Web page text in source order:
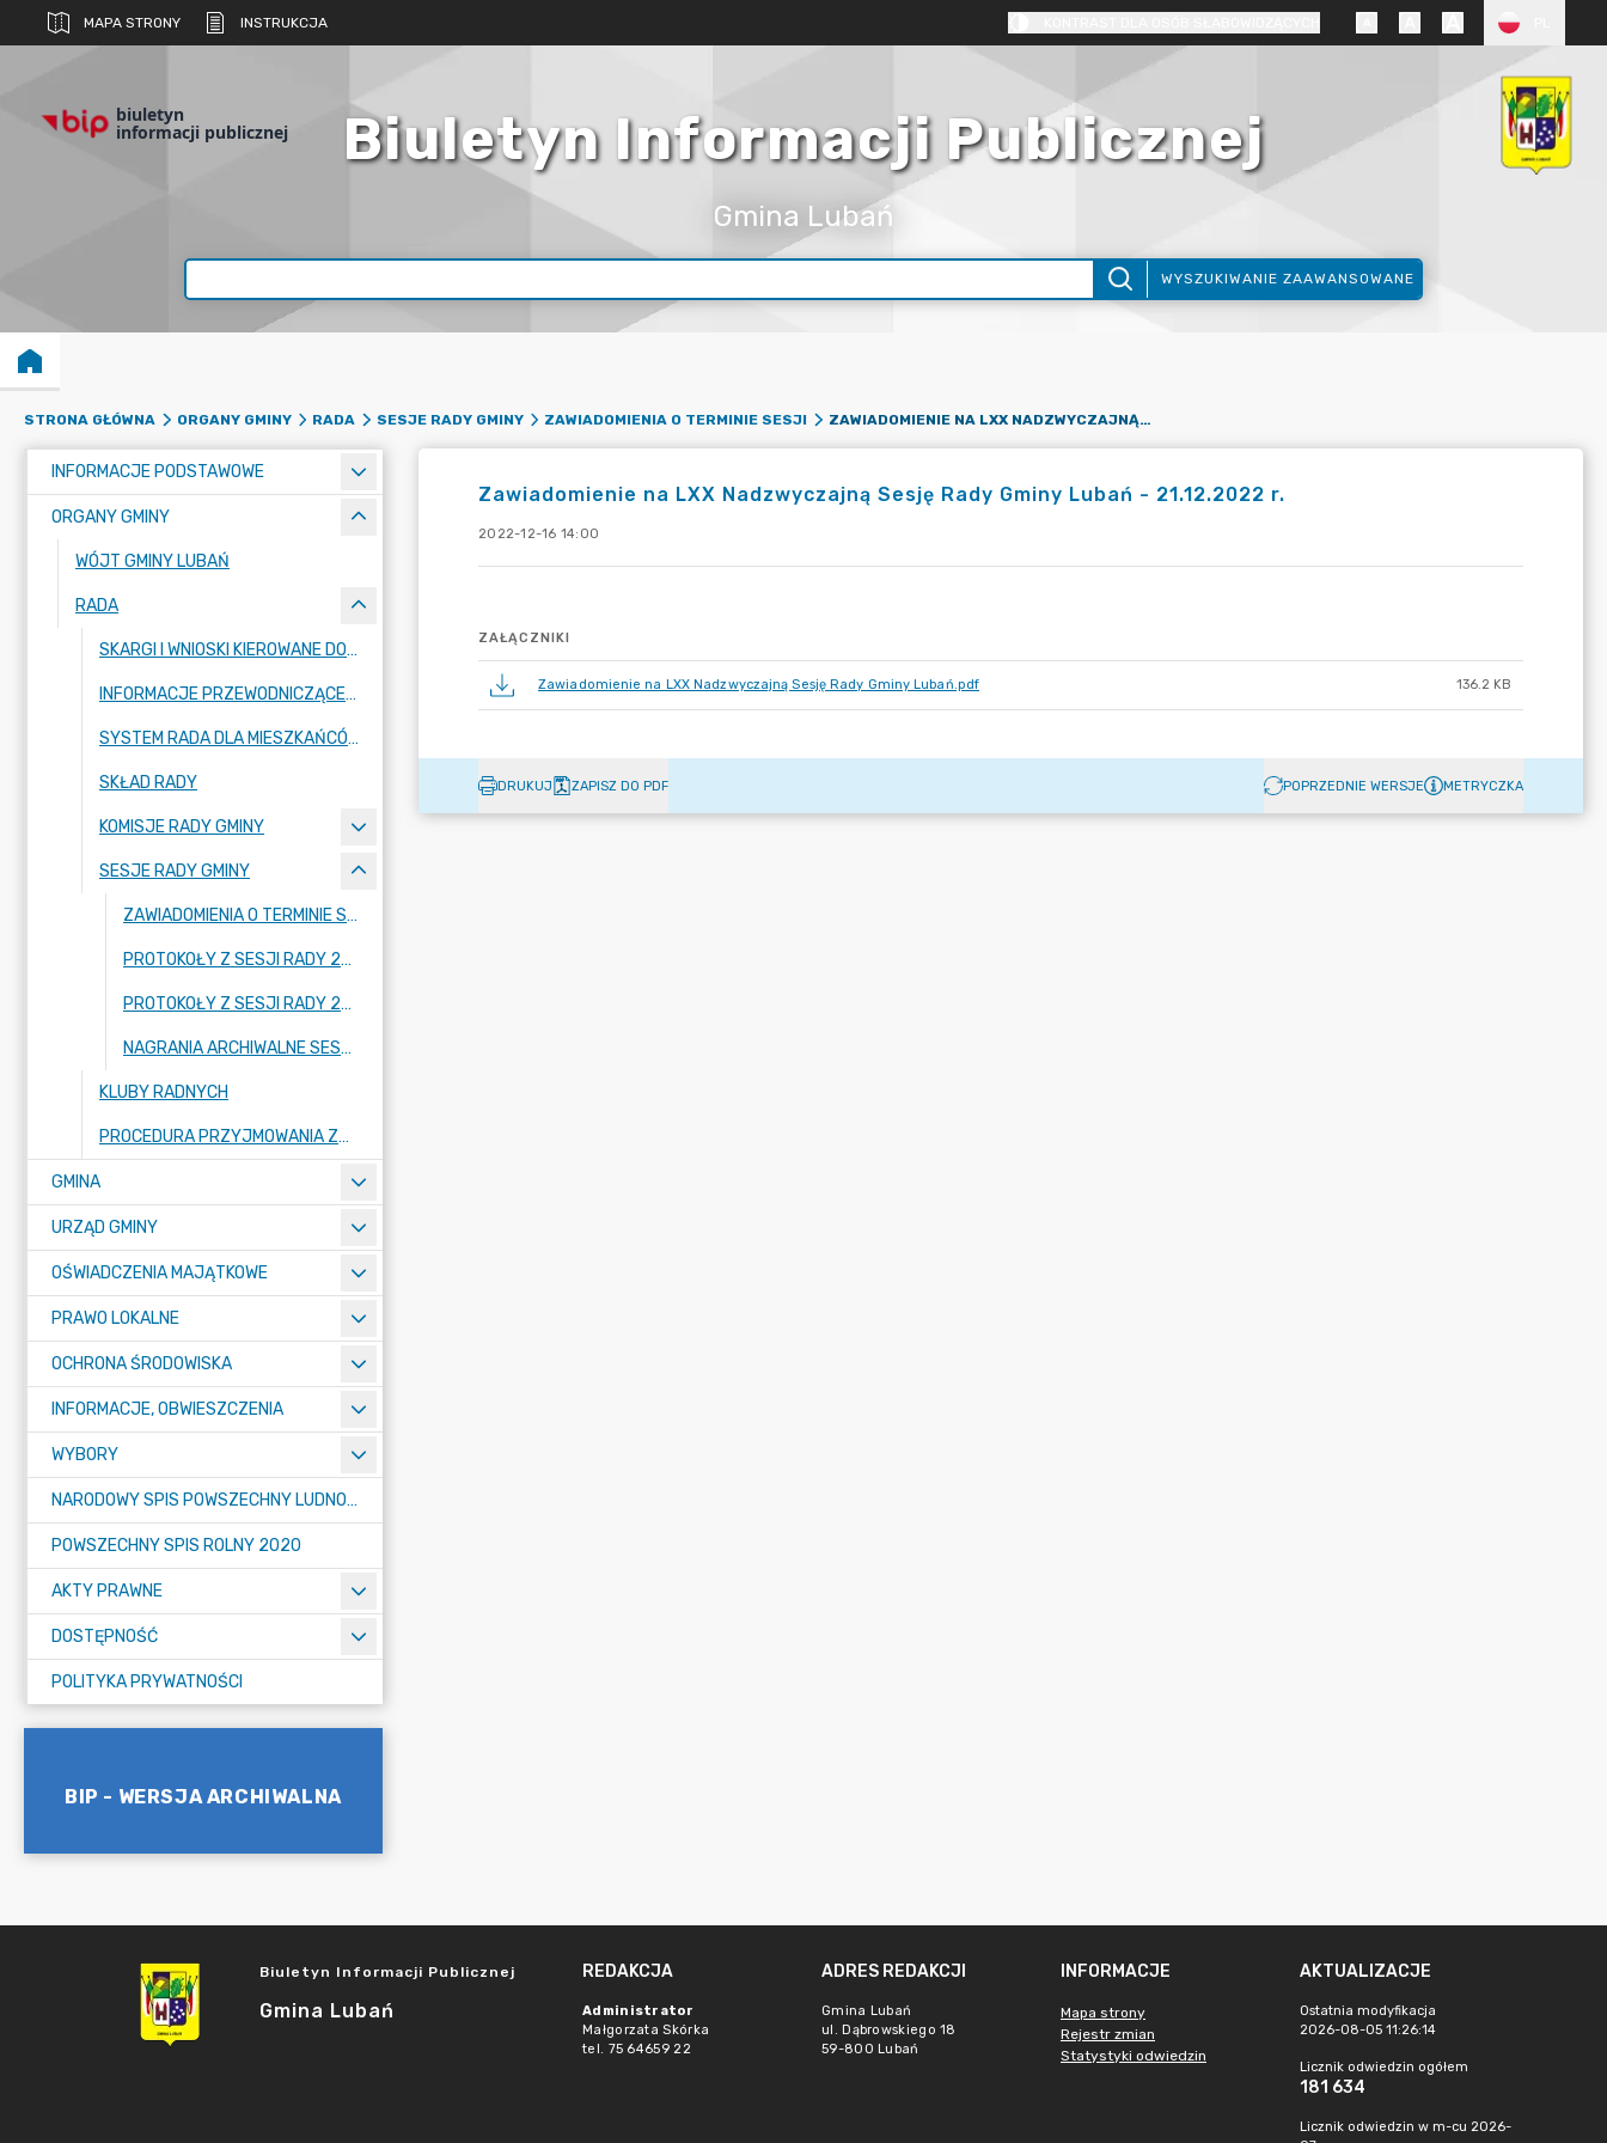
MAPA STRONY INSTRUKCJA
biuletyn
informacji publicznej Biuletyn Informacji Publicznej
Gmina Lubań
WYSZUKIWANIE ZAAWANSOWANE
STRONA GŁÓWNA ORGANY GMINY RADA SESJE RADY GMINY ZAWIADOMIENIA O TERMINIE SESJI ZAWIADOMIENIE NA LXX NADZWYCZAJNĄ SESJĘ RADY GMINY LUBAŃ - 21.12.2022 R.
INFORMACJE PODSTAWOWE
ORGANY GMINY
WÓJT GMINY LUBAŃ
RADA
SKARGI I WNIOSKI KIEROWANE DO RADY GMINY LUBAŃ
INFORMACJE PRZEWODNICZĄCEJ RADY GMINY
SYSTEM RADA DLA MIESZKAŃCÓW
SKŁAD RADY
KOMISJE RADY GMINY
SESJE RADY GMINY
ZAWIADOMIENIA O TERMINIE SESJI
PROTOKOŁY Z SESJI RADY 2024-2029
PROTOKOŁY Z SESJI RADY 2018-2023
NAGRANIA ARCHIWALNE SESJI RADY GMINY LUBAŃ
KLUBY RADNYCH
PROCEDURA PRZYJMOWANIA ZGŁOSZEŃ ZEWNĘTRZNYCH PRZEZ RADĘ GMINY LUBAŃ
GMINA
URZĄD GMINY
OŚWIADCZENIA MAJĄTKOWE
PRAWO LOKALNE
OCHRONA ŚRODOWISKA
INFORMACJE, OBWIESZCZENIA
WYBORY
NARODOWY SPIS POWSZECHNY LUDNOŚCI I MIESZKAŃ W 2021
POWSZECHNY SPIS ROLNY 2020
AKTY PRAWNE
DOSTĘPNOŚĆ
POLITYKA PRYWATNOŚCI
BIP - WERSJA ARCHIWALNA
Zawiadomienie na LXX Nadzwyczajną Sesję Rady Gminy Lubań - 21.12.2022 r.
2022-12-16 14:00
ZAŁĄCZNIKI
Zawiadomienie na LXX Nadzwyczajną Sesję Rady Gminy Lubań.pdf 136.2 KB
DRUKUJ ZAPISZ DO PDF POPRZEDNIE WERSJE METRYCZKA
Biuletyn Informacji Publicznej
Gmina Lubań
REDAKCJA
Administrator
Małgorzata Skórka
tel. 75 64659 22
ADRES REDAKCJI
Gmina Lubań
ul. Dąbrowskiego 18
59-800 Lubań
INFORMACJE
Mapa strony
Rejestr zmian
Statystyki odwiedzin
AKTUALIZACJE
Ostatnia modyfikacja
2026-08-05 11:26:14
Licznik odwiedzin ogółem
181 634
Licznik odwiedzin w m-cu 2026-